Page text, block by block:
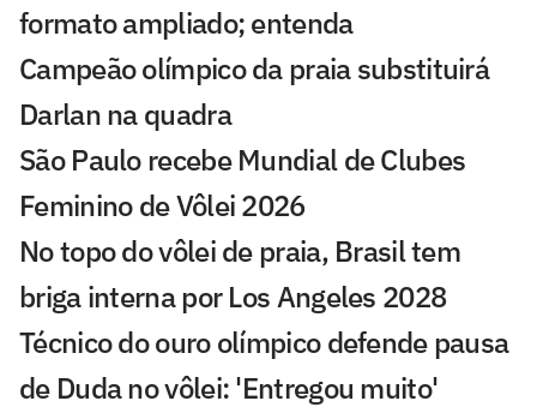
formato ampliado; entenda
Campeão olímpico da praia substituirá
Darlan na quadra
São Paulo recebe Mundial de Clubes
Feminino de Vôlei 2026
No topo do vôlei de praia, Brasil tem
briga interna por Los Angeles 2028
Técnico do ouro olímpico defende pausa
de Duda no vôlei: 'Entregou muito'